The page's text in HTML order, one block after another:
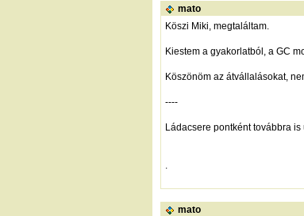
mato
Köszi Miki, megtaláltam.
Kiestem a gyakorlatból, a GC
Köszönöm az átvállalásokat,
----
Ládacsere pontként továbbra
mato